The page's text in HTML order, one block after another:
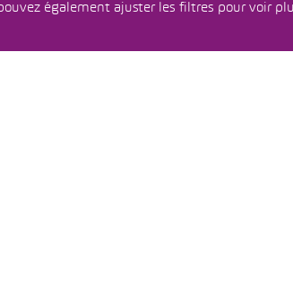
également ajuster les filtres pour voir